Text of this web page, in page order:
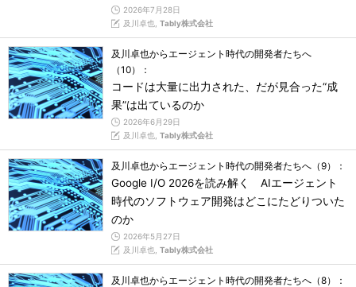
2026年7月28日
及川卓也, Tably株式会社
及川卓也からエージェント時代の開発者たちへ
（10）：
コードは大量に出力された、だが見合った“成
果”は出ているのか
2026年6月29日
及川卓也, Tably株式会社
及川卓也からエージェント時代の開発者たちへ（9）：
Google I/O 2026を読み解く AIエージェント
時代のソフトウェア開発はどこにたどりついた
のか
2026年5月27日
及川卓也, Tably株式会社
及川卓也からエージェント時代の開発者たちへ（8）：